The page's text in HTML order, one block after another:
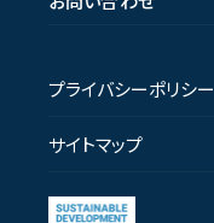
プライバシーポリシー
サイトマップ